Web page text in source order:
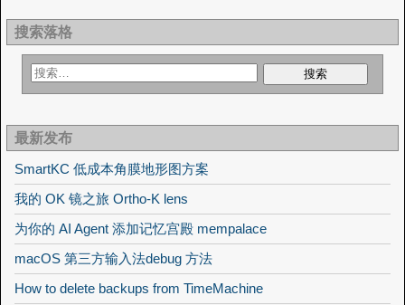
搜索落格
最新发布
SmartKC 低成本角膜地形图方案
我的 OK 镜之旅 Ortho-K lens
为你的 AI Agent 添加记忆宫殿 mempalace
macOS 第三方输入法debug 方法
How to delete backups from TimeMachine